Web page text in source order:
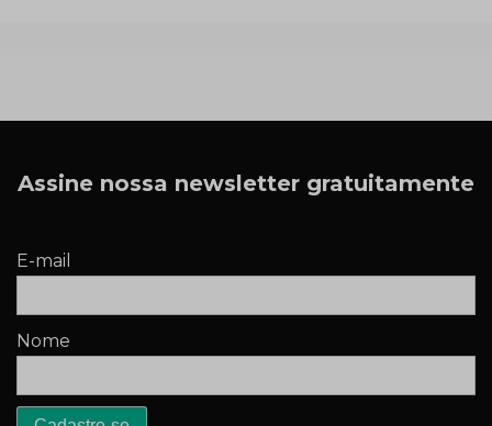
Assine nossa newsletter gratuitamente
E-mail
Nome